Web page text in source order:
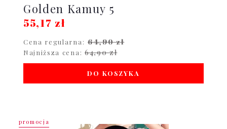
Golden Kamuy 5
55,17 zł
Cena regularna: 64,90 zł
Najniższa cena: 64,90 zł
DO KOSZYKA
promocja